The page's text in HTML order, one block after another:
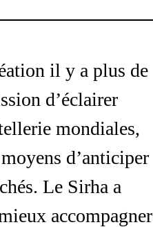
il y a plus de
d’éclairer
mondiales,
d’anticiper
Le Sirha a
accompagner